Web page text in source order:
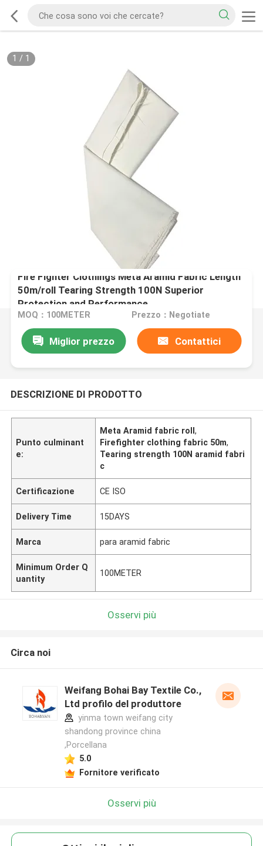
1 / 1
Fire Fighter Clothings Meta Aramid Fabric Length
50m/roll Tearing Strength 100N Superior
Protection and Performance
MOQ：100METER Prezzo：Negotiate
Miglior prezzo Contattici
DESCRIZIONE DI PRODOTTO
Punto culminant
e:
Meta Aramid fabric roll,
Firefighter clothing fabric 50m,
Tearing strength 100N aramid fabri
c
Certificazione CE ISO
Delivery Time 15DAYS
Marca para aramid fabric
Minimum Order Q
uantity
100METER
Osservi più
Circa noi
Weifang Bohai Bay Textile Co.,
Ltd profilo del produttore
yinma town weifang city
shandong province china
,Porcellana
5.0
Fornitore verificato
Osservi più